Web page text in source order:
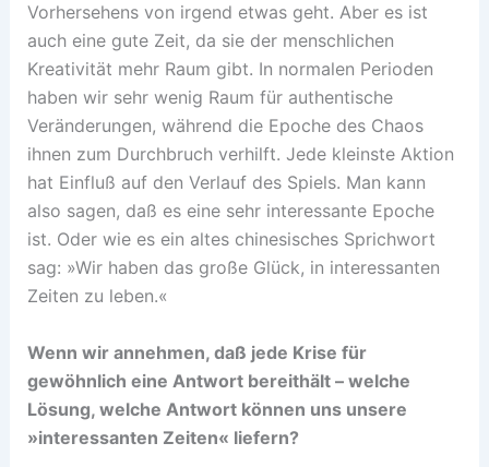
Vorhersehens von irgend etwas geht. Aber es ist
auch eine gute Zeit, da sie der menschlichen
Kreativität mehr Raum gibt. In normalen Perioden
haben wir sehr wenig Raum für authentische
Veränderungen, während die Epoche des Chaos
ihnen zum Durchbruch verhilft. Jede kleinste Aktion
hat Einfluß auf den Verlauf des Spiels. Man kann
also sagen, daß es eine sehr interessante Epoche
ist. Oder wie es ein altes chinesisches Sprichwort
sag: »Wir haben das große Glück, in interessanten
Zeiten zu leben.«
Wenn wir annehmen, daß jede Krise für
gewöhnlich eine Antwort bereithält – welche
Lösung, welche Antwort können uns unsere
»interessanten Zeiten« liefern?